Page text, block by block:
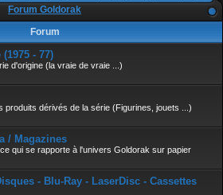
r
Forum Goldorak
Forum
- 77)
d'origine (la vraie de vraie ...)
produits dérivés de la série (Figurines, jouets ...)
/ Magazines
qui se rapporte à l'univers Goldorak sur papier
- Blu-Ray - LaserDisc - Cassettes